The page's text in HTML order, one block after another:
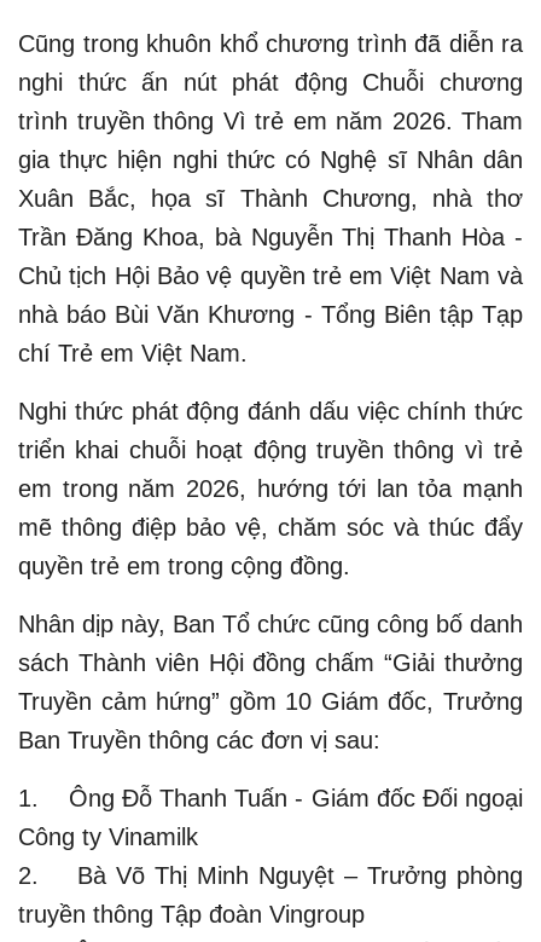
Cũng trong khuôn khổ chương trình đã diễn ra
nghi thức ấn nút phát động Chuỗi chương
trình truyền thông Vì trẻ em năm 2026. Tham
gia thực hiện nghi thức có Nghệ sĩ Nhân dân
Xuân Bắc, họa sĩ Thành Chương, nhà thơ
Trần Đăng Khoa, bà Nguyễn Thị Thanh Hòa -
Chủ tịch Hội Bảo vệ quyền trẻ em Việt Nam và
nhà báo Bùi Văn Khương - Tổng Biên tập Tạp
chí Trẻ em Việt Nam.
Nghi thức phát động đánh dấu việc chính thức
triển khai chuỗi hoạt động truyền thông vì trẻ
em trong năm 2026, hướng tới lan tỏa mạnh
mẽ thông điệp bảo vệ, chăm sóc và thúc đẩy
quyền trẻ em trong cộng đồng.
Nhân dịp này, Ban Tổ chức cũng công bố danh
sách Thành viên Hội đồng chấm “Giải thưởng
Truyền cảm hứng” gồm 10 Giám đốc, Trưởng
Ban Truyền thông các đơn vị sau:
1. Ông Đỗ Thanh Tuấn - Giám đốc Đối ngoại
Công ty Vinamilk
2. Bà Võ Thị Minh Nguyệt – Trưởng phòng
truyền thông Tập đoàn Vingroup